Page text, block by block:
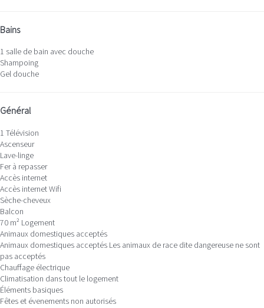
Bains
1 salle de bain avec douche
Shampoing
Gel douche
Général
1 Télévision
Ascenseur
Lave-linge
Fer à repasser
Accès internet
Accès internetWifi
Sèche-cheveux
Balcon
70 m² Logement
Animaux domestiques acceptés
Animaux domestiques acceptés Les animaux de race dite dangereuse ne sont
pas acceptés
Chauffage électrique
Climatisation dans tout le logement
Éléments basiques
Fêtes et évenements non autorisés